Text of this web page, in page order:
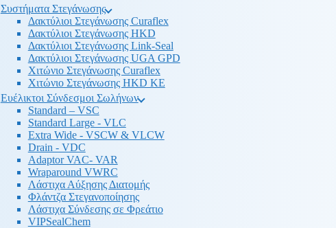
Συστήματα Στεγάνωσης
Δακτύλιοι Στεγάνωσης Curaflex
Δακτύλιοι Στεγάνωσης HKD
Δακτύλιοι Στεγάνωσης Link-Seal
Δακτύλιοι Στεγάνωσης UGA GPD
Χιτώνιο Στεγάνωσης Curaflex
Χιτώνιο Στεγάνωσης HKD KE
Ευέλικτοι Σύνδεσμοι Σωλήνων
Standard – VSC
Standard Large - VLC
Extra Wide - VSCW & VLCW
Drain - VDC
Adaptor VAC- VAR
Wraparound VWRC
Λάστιχα Αύξησης Διατομής
Φλάντζα Στεγανοποίησης
Λάστιχα Σύνδεσης σε Φρεάτιο
VIPSealChem